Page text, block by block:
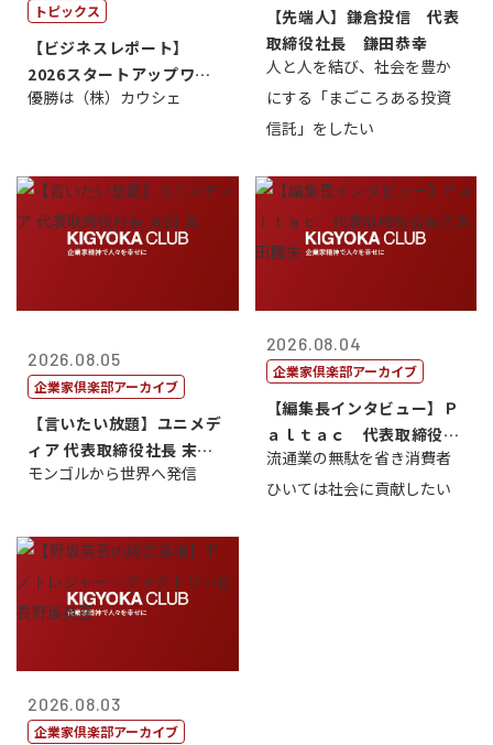
トピックス
【ビジネスレポート】
2026スタートアップワー
ルドカップ東京
優勝は（株）カウシェ
【先端人】鎌倉投信 代表
取締役社長 鎌田恭幸
人と人を結び、社会を豊か
にする「まごころある投資
信託」をしたい
2026.08.05
企業家倶楽部アーカイブ
【言いたい放題】ユニメデ
ィア 代表取締役社長 末田
真
モンゴルから世界へ発信
2026.08.04
企業家倶楽部アーカイブ
【編集長インタビュー】Ｐ
ａｌｔａｃ 代表取締役会
長三木田國夫
流通業の無駄を省き消費者
ひいては社会に貢献したい
2026.08.03
企業家倶楽部アーカイブ